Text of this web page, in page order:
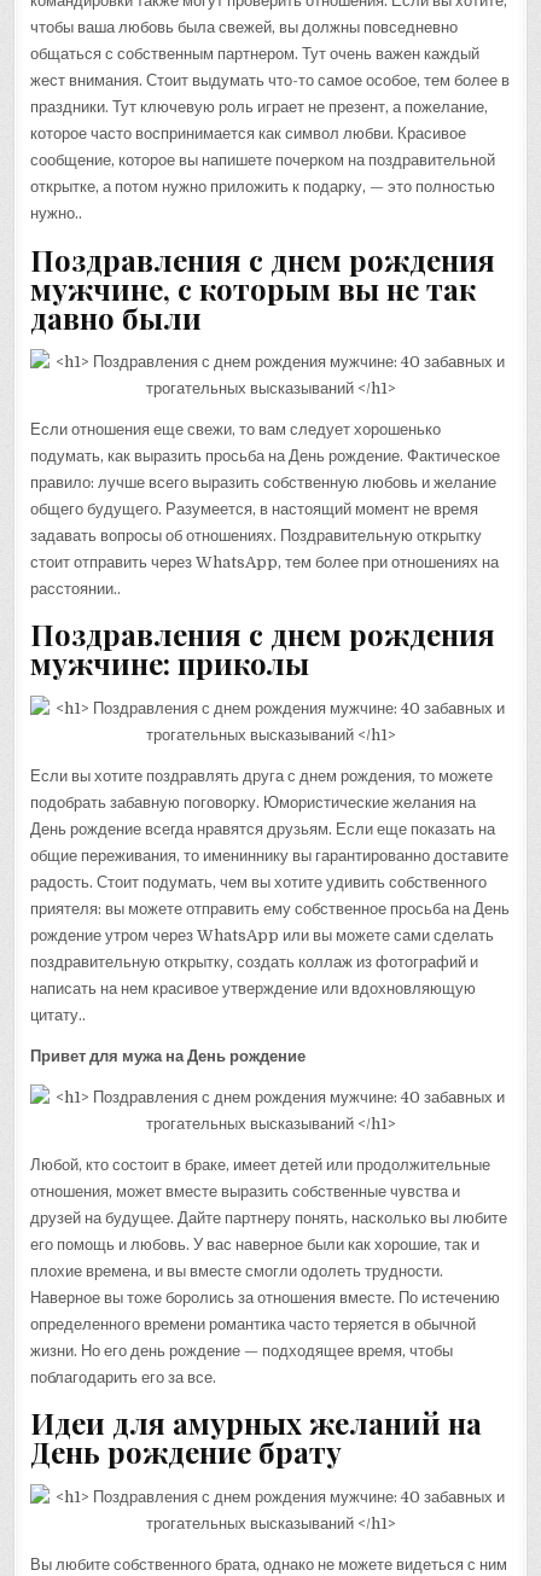
чтобы ваша любовь была свежей, вы должны повседневно
общаться с собственным партнером. Тут очень важен каждый
жест внимания. Стоит выдумать что-то самое особое, тем более в
праздники. Тут ключевую роль играет не презент, а пожелание,
которое часто воспринимается как символ любви. Красивое
сообщение, которое вы напишете почерком на поздравительной
открытке, а потом нужно приложить к подарку, — это полностью
нужно..
Поздравления с днем рождения
мужчине, с которым вы не так
давно были
Если отношения еще свежи, то вам следует хорошенько
подумать, как выразить просьба на День рождение. Фактическое
правило: лучше всего выразить собственную любовь и желание
общего будущего. Разумеется, в настоящий момент не время
задавать вопросы об отношениях. Поздравительную открытку
стоит отправить через WhatsApp, тем более при отношениях на
расстоянии..
Поздравления с днем рождения
мужчине: приколы
Если вы хотите поздравлять друга с днем рождения, то можете
подобрать забавную поговорку. Юмористические желания на
День рождение всегда нравятся друзьям. Если еще показать на
общие переживания, то имениннику вы гарантированно доставите
радость. Стоит подумать, чем вы хотите удивить собственного
приятеля: вы можете отправить ему собственное просьба на День
рождение утром через WhatsApp или вы можете сами сделать
поздравительную открытку, создать коллаж из фотографий и
написать на нем красивое утверждение или вдохновляющую
цитату..
Привет для мужа на День рождение
Любой, кто состоит в браке, имеет детей или продолжительные
отношения, может вместе выразить собственные чувства и
друзей на будущее. Дайте партнеру понять, насколько вы любите
его помощь и любовь. У вас наверное были как хорошие, так и
плохие времена, и вы вместе смогли одолеть трудности.
Наверное вы тоже боролись за отношения вместе. По истечению
определенного времени романтика часто теряется в обычной
жизни. Но его день рождение — подходящее время, чтобы
поблагодарить его за все.
Идеи для амурных желаний на
День рождение брату
Вы любите собственного брата, однако не можете видеться с ним